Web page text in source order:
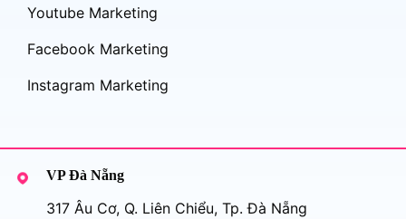
Youtube Marketing
Facebook Marketing
Instagram Marketing
VP Đà Nẵng
317 Âu Cơ, Q. Liên Chiểu, Tp. Đà Nẵng